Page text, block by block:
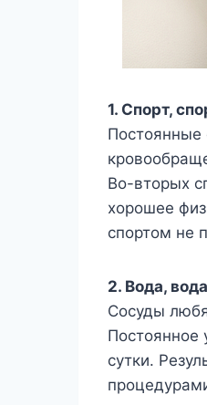
1. Спорт,
Постоянные
Во-вторых
хорошее
спортом не
2. Вода,
Сосуды
Постоянное
сутки.